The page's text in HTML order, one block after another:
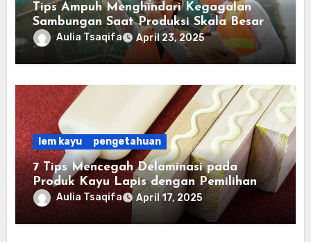
Tips Ampuh Menghindari Kegagalan
Sambungan Saat Produksi Skala Besar
Aulia Tsaqifa April 23, 2025
lem kayu pengetahuan
7 Tips Mencegah Delaminasi pada
Produk Kayu Lapis dengan Pemilihan
Lem yang Tepat
Aulia Tsaqifa April 17, 2025